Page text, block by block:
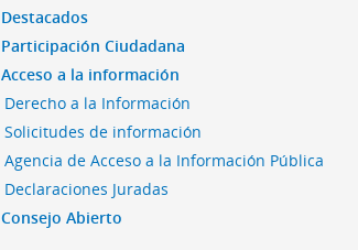
Destacados
Participación Ciudadana
Acceso a la información
Derecho a la Información
Solicitudes de información
Agencia de Acceso a la Información Pública
Declaraciones Juradas
Consejo Abierto